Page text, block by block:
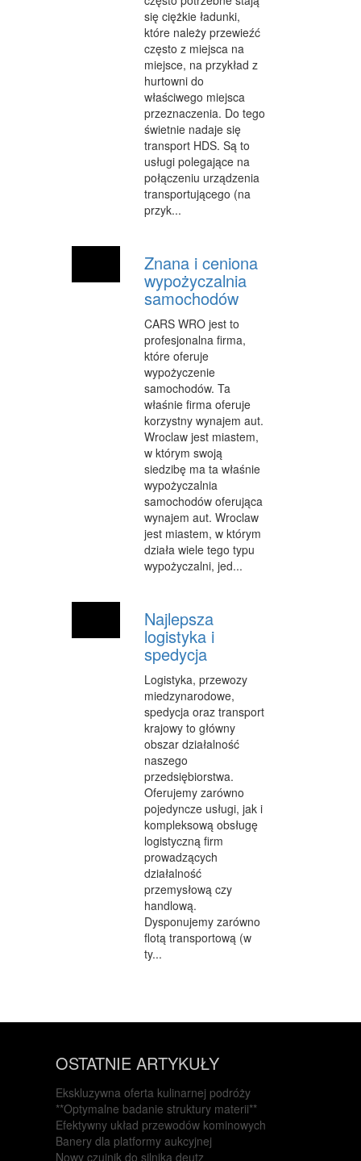
LECZENIE
SALONY KOSMETYCZNE
SPRZĘT MEDYCZNY
WEB
OPROGRAMOWANIE
KONTAKT
się ciężkie ładunki,
które należy przewieźć
często z miejsca na
miejsce, na przykład z
hurtowni do
właściwego miejsca
przeznaczenia. Do tego
świetnie nadaje się
transport HDS. Są to
usługi polegające na
połączeniu urządzenia
transportującego (na
przyk...
Znana i ceniona
wypożyczalnia
samochodów
CARS WRO jest to
profesjonalna firma,
które oferuje
wypożyczenie
samochodów. Ta
właśnie firma oferuje
korzystny wynajem aut.
Wroclaw jest miastem,
w którym swoją
siedzibę ma ta właśnie
wypożyczalnia
samochodów oferująca
wynajem aut. Wroclaw
jest miastem, w którym
działa wiele tego typu
wypożyczalni, jed...
Najlepsza
logistyka i
spedycja
Logistyka, przewozy
miedzynarodowe,
spedycja oraz transport
krajowy to główny
obszar działalność
naszego
przedsiębiorstwa.
Oferujemy zarówno
pojedyncze usługi, jak i
kompleksową obsługę
logistyczną firm
prowadzących
działalność
przemysłową czy
handlową.
Dysponujemy zarówno
flotą transportową (w
ty...
OSTATNIE ARTYKUŁY
Ekskluzywna oferta kulinarnej podróży
**Optymalne badanie struktury materii**
Efektywny układ przewodów kominowych
Banery dla platformy aukcyjnej
Nowy czujnik do silnika deutz